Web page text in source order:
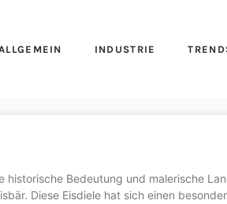
INDUSTRIE
historische Bedeutung und malerische
Diese Eisdiele hat sich einen